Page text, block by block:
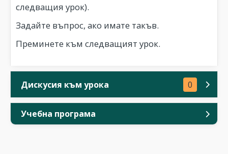
следващия урок).
Задайте въпрос, ако имате такъв.
Преминете към следващият урок.
Дискусия към урока 0
Учебна програма